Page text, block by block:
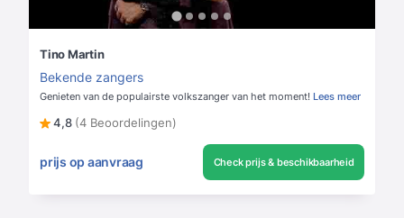
Tino Martin
Bekende zangers
Genieten van de populairste volkszanger van het moment! Lees meer
4,8 (4 Beoordelingen)
prijs op aanvraag Check prijs & beschikbaarheid